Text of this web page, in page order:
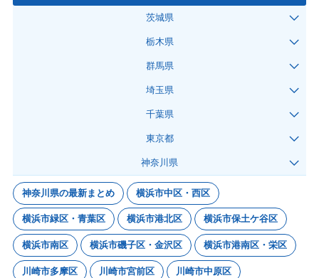
茨城県
栃木県
群馬県
埼玉県
千葉県
東京都
神奈川県
神奈川県の最新まとめ 横浜市中区・西区
横浜市緑区・青葉区 横浜市港北区 横浜市保土ケ谷区
横浜市南区 横浜市磯子区・金沢区 横浜市港南区・栄区
川崎市多摩区 川崎市宮前区 川崎市中原区